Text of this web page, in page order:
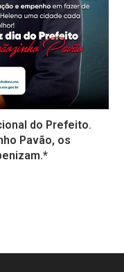
do Prefeito.
Pavão, os